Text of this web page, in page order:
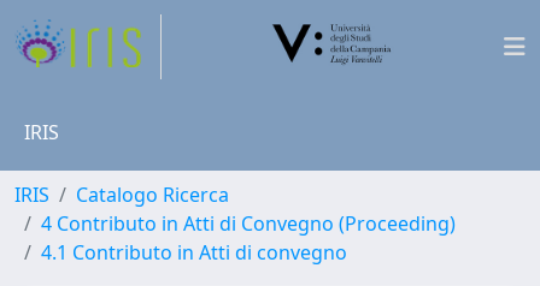
IRIS
IRIS
Catalogo Ricerca
4 Contributo in Atti di Convegno (Proceeding)
4.1 Contributo in Atti di convegno